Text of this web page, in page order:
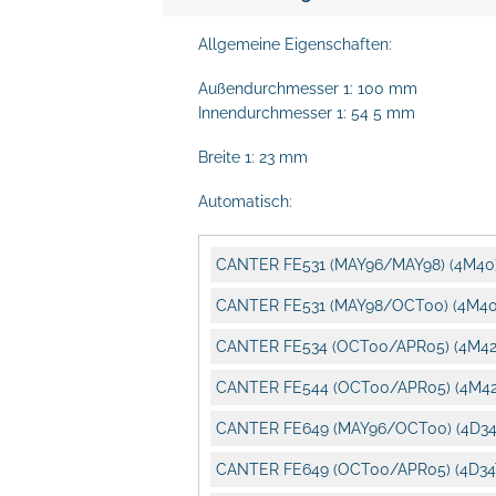
Allgemeine Eigenschaften:
Außendurchmesser 1: 100 mm
Innendurchmesser 1: 54 5 mm
Breite 1: 23 mm
Automatisch:
CANTER FE531 (MAY96/MAY98)
CANTER FE531 (MAY98/OCT00)
CANTER FE534 (OCT00/APR05)
CANTER FE544 (OCT00/APR05)
CANTER FE649 (MAY96/OCT00)
CANTER FE649 (OCT00/APR05)